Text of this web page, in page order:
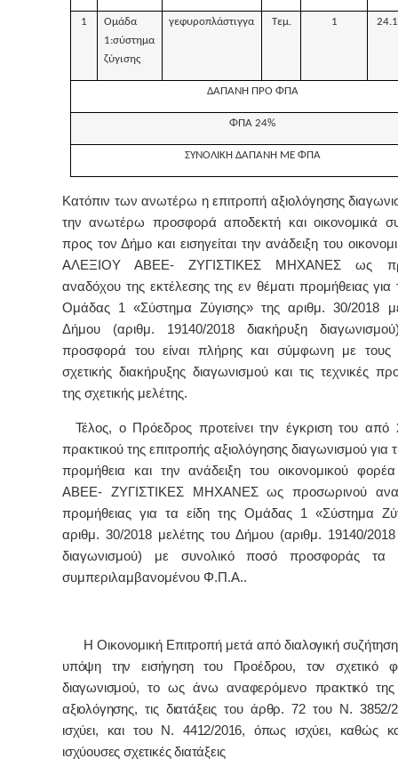
1
Ομάδα
1:σύστημα
ζύγισης
γεφυροπλάστιγγα Τεμ. 1
ΔΑΠΑΝΗ ΠΡΟ ΦΠΑ
ΦΠΑ 24%
ΣΥΝΟΛΙΚΗ ΔΑΠΑΝΗ ΜΕ ΦΠΑ
Κατόπιν των ανωτέρω η επιτροπή αξιολόγησης
την ανωτέρω προσφορά αποδεκτή και οικονομικά
προς τον Δήμο και εισηγείται την ανάδειξη του
ΑΛΕΞΙΟΥ ΑΒΕΕ- ΖΥΓΙΣΤΙΚΕΣ ΜΗΧΑΝΕΣ ως
αναδόχου της εκτέλεσης της εν θέματι προμήθειας για
Ομάδας 1 «Σύστημα Ζύγισης» της αριθμ. 30/2018
Δήμου (αριθμ. 19140/2018 διακήρυξη
προσφορά του είναι πλήρης και σύμφωνη με τους
σχετικής διακήρυξης διαγωνισμού και τις τεχνικές
της σχετικής μελέτης.
Τέλος, ο Πρόεδρος προτείνει την έγκριση του από
πρακτικού της επιτροπής αξιολόγησης διαγωνισμού
προμήθεια και την ανάδειξη του οικονομικού
ΑΒΕΕ- ΖΥΓΙΣΤΙΚΕΣ ΜΗΧΑΝΕΣ ως προσωρινού
προμήθειας για τα είδη της Ομάδας 1 «Σύστημα
αριθμ. 30/2018 μελέτης του Δήμου (αριθμ. 19140/2018
διαγωνισμού) με συνολικό ποσό προσφοράς τα
συμπεριλαμβανομένου Φ.Π.Α..
Η Οικονομική Επιτροπή μετά από διαλογική συζήτηση
υπόψη την εισήγηση του Προέδρου, τον σχετικό
διαγωνισμού, το ως άνω αναφερόμενο πρακτικό της
αξιολόγησης, τις διατάξεις του άρθρ. 72 του Ν.
ισχύει, και του Ν. 4412/2016, όπως ισχύει, καθώς
ισχύουσες σχετικές διατάξεις